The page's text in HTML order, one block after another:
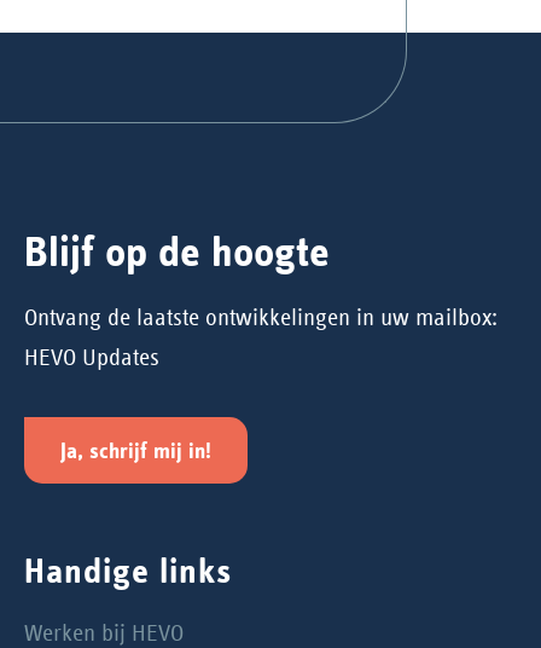
Blijf op de hoogte
Ontvang de laatste ontwikkelingen in uw mailbox:
HEVO Updates
Ja, schrijf mij in!
Handige links
Werken bij HEVO